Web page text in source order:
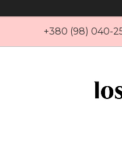
+380 (98) 040-